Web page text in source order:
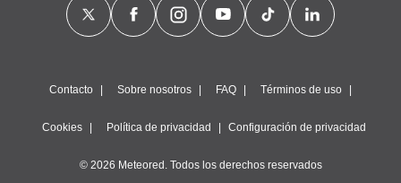
Contacto Sobre nosotros FAQ Términos de uso
Cookies Política de privacidad Configuración de privacidad
© 2026 Meteored. Todos los derechos reservados